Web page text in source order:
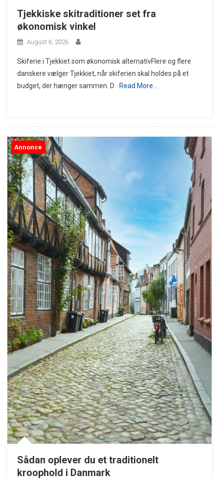
Tjekkiske skitraditioner set fra
økonomisk vinkel
August 6, 2026
Skiferie i Tjekkiet som økonomisk alternativFlere og flere
danskere vælger Tjekkiet, når skiferien skal holdes på et
budget, der hænger sammen. D
Read More…
Annonce
Sådan oplever du et traditionelt
kroophold i Danmark